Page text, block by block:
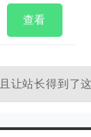
往前方资源
查看
让站长得到了